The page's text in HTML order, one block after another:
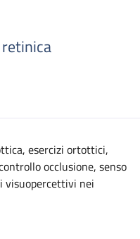
esercizi ortottici,
occlusione, senso
visuopercettivi nei